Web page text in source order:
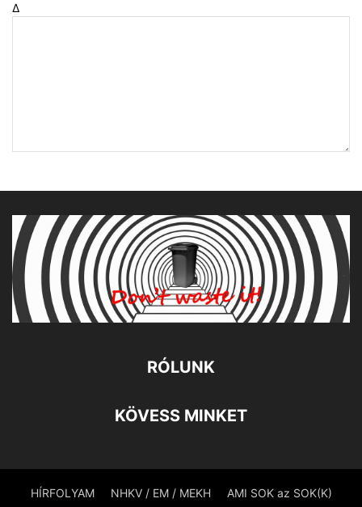
Δ
RÓLUNK
KÖVESS MINKET
HÍRFOLYAM NHKV / EM / MEKH AMI SOK az SOK(K)